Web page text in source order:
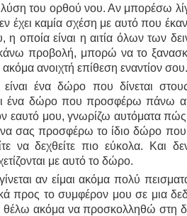
λύση του ορθού νου. Αν μπορέσω
έχει καμία σχέση με αυτό που
η οποία είναι η αιτία όλων των
προβολή, μπορώ να το
ανοιχτή επίθεση εναντίον σου.
ένα δώρο που δίνεται
ένα δώρο που προσφέρω πάνω
εαυτό μου, γνωρίζω αυτόματα
σας προσφέρω το ίδιο δώρο που
να δεχθείτε πιο εύκολα. Και
με αυτό το δώρο.
αν είμαι ακόμα πολύ
προς το συμφέρον μου σε μια
ακόμα να προσκολληθώ στη